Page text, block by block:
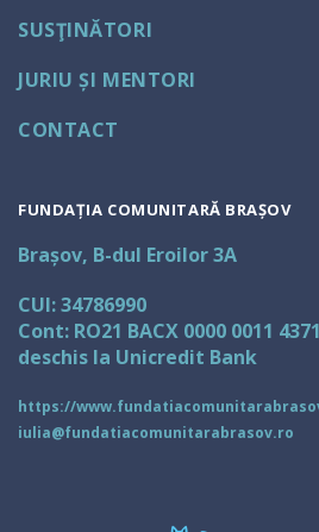
SUSŢINĂTORI
JURIU ȘI MENTORI
CONTACT
FUNDAȚIA COMUNITARĂ BRAȘOV
Brașov, B-dul Eroilor 3A
CUI: 34786990
Cont: RO21 BACX 0000 0011
deschis la Unicredit Bank
https://
iulia@fundatiacomunitarabrasov.ro